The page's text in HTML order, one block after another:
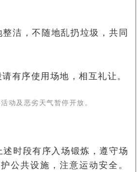
洁，不随地乱扔垃圾，共同
有序使用场地，相互礼让。
动及恶劣天气暂停开放。
述时段有序入场锻炼，遵守场
公共设施，注意运动安全。